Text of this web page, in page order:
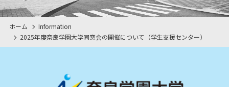
ホーム
Information
2025年度奈良学園大学同窓会の開催について（学生支援センター）